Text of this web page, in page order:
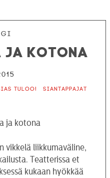
ja kotona
tuloo! Siantappajat
vikkelä liikkumaväline,
Teatterissa et
kukaan hyökkää